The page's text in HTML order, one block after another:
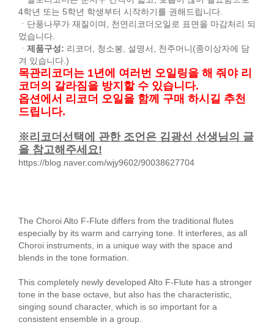
4학년 또는 5학년 학생부터 시작하기를 권해드립니다.
ㆍ 단풍나무가 재질이며, 천연리코더오일로 표면을 마감처리 되
었습니다.
ㆍ 제품구성: 리코더, 청소봉, 설명서, 천주머니(종이상자에 담
겨 있습니다.)
목관리코더는 1년에 여러번 오일링을 해 줘야 리
코더의 갈라짐을 방지할 수 있습니다.
옵션에서 리코더 오일을 함께 구매 하시길 추천
드립니다.
※리코더선택에 관한 조언은 김광선 선생님의 글
을 참고해주세요!
https://blog.naver.com/wjy9602/90038627704
The Choroi Alto F-Flute differs from the traditional flutes
especially by its warm and carrying tone. It interferes, as all
Choroi instruments, in a unique way with the space and
blends in the tone formation.
This completely newly developed Alto F-Flute has a stronger
tone in the base octave, but also has the characteristic,
singing sound character, which is so important for a
consistent ensemble in a group.